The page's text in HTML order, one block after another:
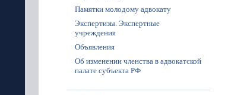
Памятки молодому адвокату
Экспертизы. Экспертные
учреждения
Объявления
Об изменении членства в адвокатской
палате субъекта РФ